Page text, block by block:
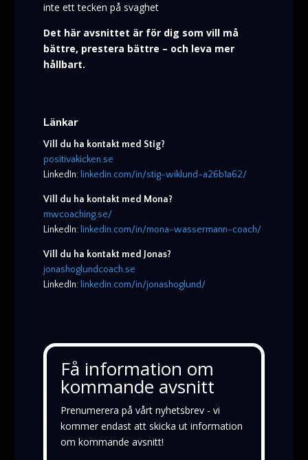
inte ett tecken på svaghet
Det här avsnittet är för dig som vill må
bättre, prestera bättre – och leva mer
hållbart.
Länkar
Vill du ha kontakt med Stig?
positivakicken.se
LinkedIn:linkedin.com/in/stig-wiklund-a26b1a62/
Vill du ha kontakt med Mona?
mwcoaching.se/
LinkedIn:linkedin.com/in/mona-wassermann-coach/
Vill du ha kontakt med Jonas?
jonashoglundcoach.se
LinkedIn:linkedin.com/in/jonashoglund/
Få information om
kommande avsnitt
Prenumerera på vårt nyhetsbrev - vi
kommer endast att skicka ut information
om kommande avsnitt!